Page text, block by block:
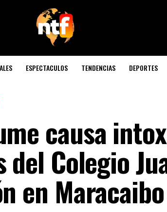
ESPECTACULOS TENDENCIAS DEPORTES
causa
del Colegio
en Maracaibo